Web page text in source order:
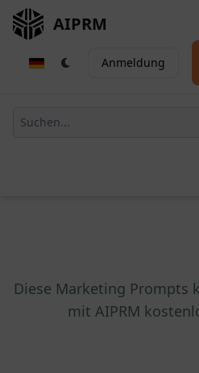
AIPRM
Anmeldung
Diese Marketing Prompts
mit AIPRM